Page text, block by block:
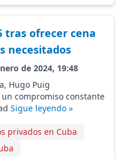
tras ofrecer cena
necesitados
de 2024, 19:48
Hugo Puig
compromiso constante
Sigue leyendo »
privados en Cuba